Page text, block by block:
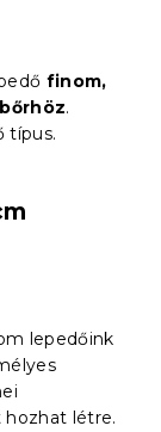
finom,
.
típus.
lepedőink
létre.